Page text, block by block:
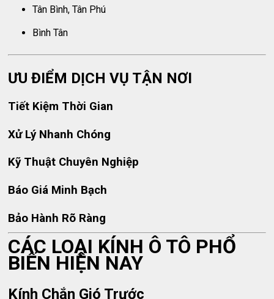
Tân Bình, Tân Phú
Bình Tân
ƯU ĐIỂM DỊCH VỤ TẬN NƠI
Tiết Kiệm Thời Gian
Xử Lý Nhanh Chóng
Kỹ Thuật Chuyên Nghiệp
Báo Giá Minh Bạch
Bảo Hành Rõ Ràng
CÁC LOẠI KÍNH Ô TÔ PHỔ
BIẾN HIỆN NAY
Kính Chắn Gió Trước